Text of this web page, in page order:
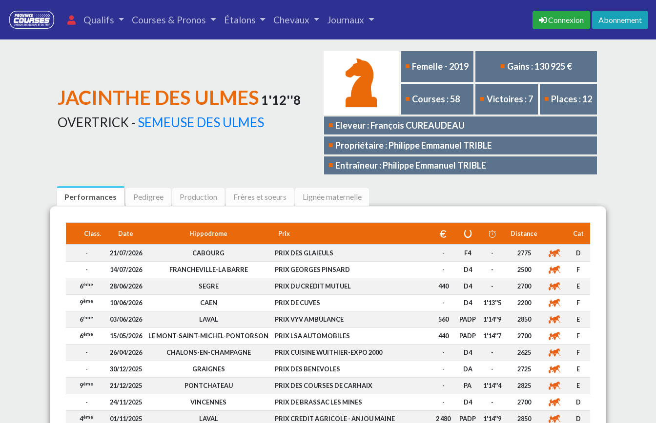
Qualifs Courses & Pronos Étalons Chevaux Journaux Connexion Abonnement
JACINTHE DES ULMES 1'12''8
OVERTRICK - SEMEUSE DES ULMES
Femelle - 2019 Gains : 130 925 €
Courses : 58 Victoires : 7 Places : 12
Eleveur : François CUREAUDEAU
Propriétaire : Philippe Emmanuel TRIBLE
Entraîneur : Philippe Emmanuel TRIBLE
Performances Pedigree Production Frères et soeurs Lignée maternelle
Class. Date Hippodrome Prix Distance Cat
- 21/07/2026 CABOURG PRIX DES GLAIEULS - F4 - 2775 D
- 14/07/2026 FRANCHEVILLE-LA BARRE PRIX GEORGES PINSARD - D4 - 2500 F
6ème 28/06/2026 SEGRE PRIX DU CREDIT MUTUEL 440 D4 - 2700 E
9ème 10/06/2026 CAEN PRIX DE CUVES - D4 1'13''5 2200 F
6ème 03/06/2026 LAVAL PRIX VYV AMBULANCE 560 PADP 1'14''9 2850 E
6ème 15/05/2026 LE MONT-SAINT-MICHEL-PONTORSON PRIX LSA AUTOMOBILES 440 PADP 1'14''7 2700 F
- 26/04/2026 CHALONS-EN-CHAMPAGNE PRIX CUISINE WUITHIER-EXPO 2000 - D4 - 2625 F
- 30/12/2025 GRAIGNES PRIX DES BENEVOLES - DA - 2725 E
9ème 21/12/2025 PONTCHATEAU PRIX DES COURSES DE CARHAIX - PA 1'14''4 2825 E
- 24/11/2025 VINCENNES PRIX DE BRASSAC LES MINES - D4 - 2700 D
4ème 01/11/2025 LAVAL PRIX CREDIT AGRICOLE - ANJOU MAINE 2 480 PADP 1'14''9 2850 D